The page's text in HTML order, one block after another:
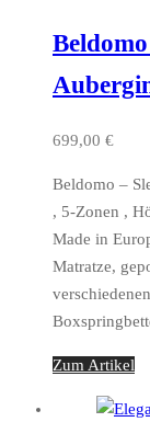
699,00 €
Beldomo –
, 5-Zonen ,
Made in
Matratze,
Zum Artikel